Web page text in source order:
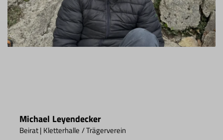
Michael Leyendecker
Beirat | Kletterhalle / Trägerverein